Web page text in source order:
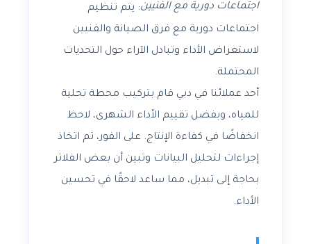
اجتماعات دورية مع الفنيين: يتم تنظيم
اجتماعات دورية مع فرق الصيانة والفنيين
لاستعراض الأداء وتبادل الآراء حول التحديات
المحتملة.
أحد عملائنا في دبي قام بتركيب محطة تحلية
للمياه، وبفضل تقييم الأداء الشهرى، لاحظ
انخفاضًا في كفاءة الإنتاج. على الفور، تم اتخاذ
إجراءات لتحليل البيانات وتبين أن بعض الفلاتر
بحاجة إلى تبديل، مما ساعد لاحقًا في تحسين
الأداء.